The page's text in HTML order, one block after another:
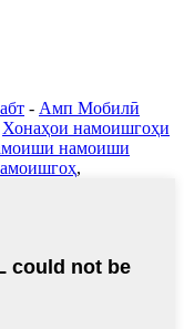
- Амп Мобилӣ
Хонаҳои намоишгоҳи
намоиши
,